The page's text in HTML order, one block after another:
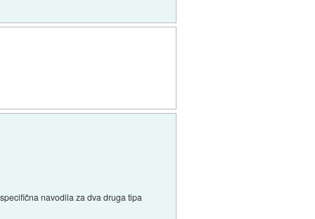
navodila za dva druga tipa